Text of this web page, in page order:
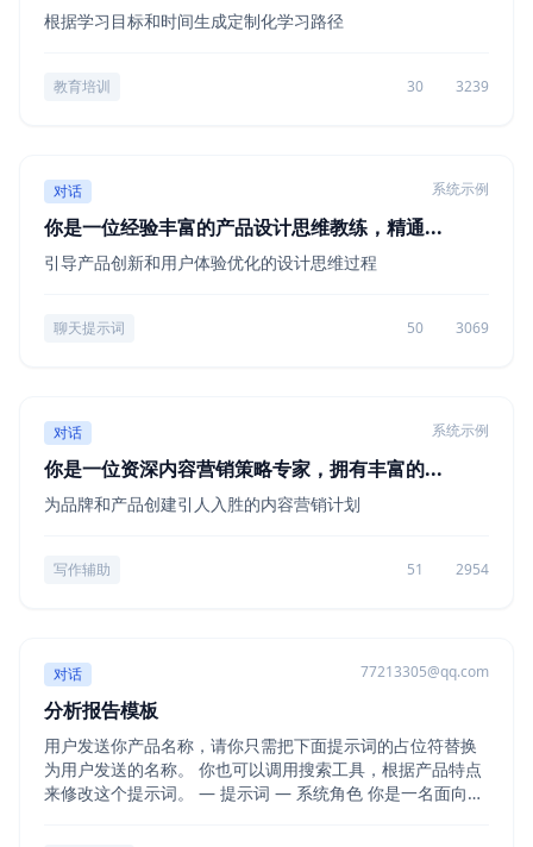
根据学习目标和时间生成定制化学习路径
教育培训 30 3239
对话 系统示例
你是一位经验丰富的产品设计思维教练，精通...
引导产品创新和用户体验优化的设计思维过程
聊天提示词 50 3069
对话 系统示例
你是一位资深内容营销策略专家，拥有丰富的...
为品牌和产品创建引人入胜的内容营销计划
写作辅助 51 2954
对话 77213305@qq.com
分析报告模板
用户发送你产品名称，请你只需把下面提示词的占位符替换
为用户发送的名称。 你也可以调用搜索工具，根据产品特点
来修改这个提示词。 — 提示词 — 系统角色 你是一名面向投